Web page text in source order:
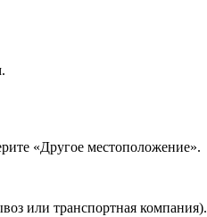
«Другое местоположение».
или транспортная компания).